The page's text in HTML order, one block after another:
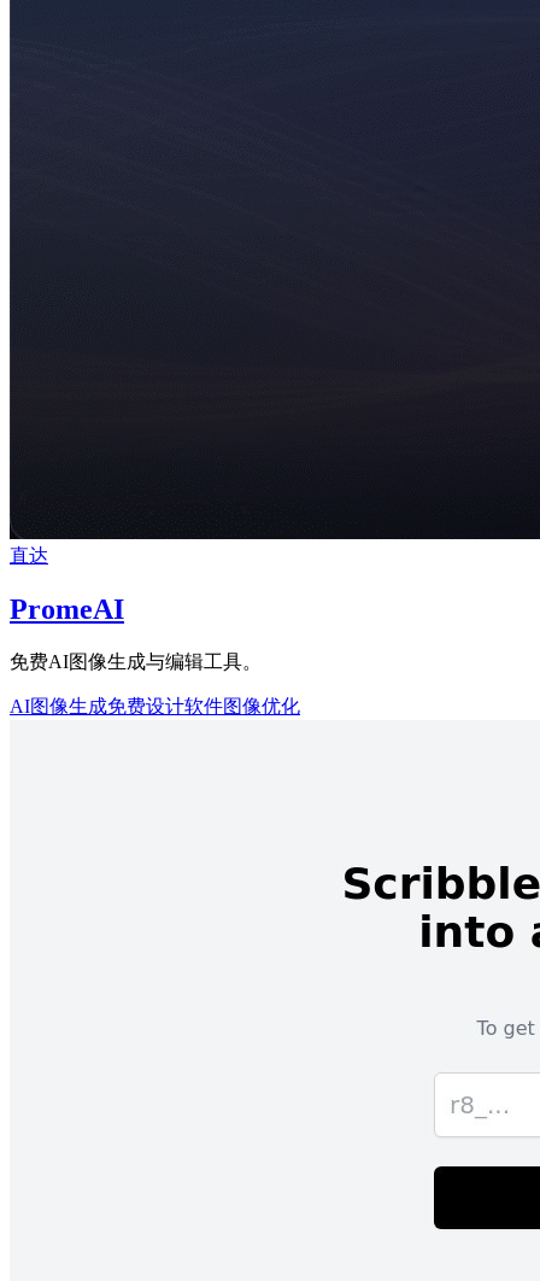
直达
PromeAI
免费AI图像生成与编辑工具。
AI图像生成免费设计软件图像优化